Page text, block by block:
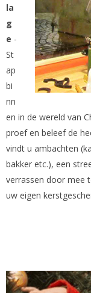
la
g
e -
St
ap
bi
nn
en in de wereld van
proef en beleef de
vindt u ambachten
bakker etc.), een
verrassen door mee
uw eigen